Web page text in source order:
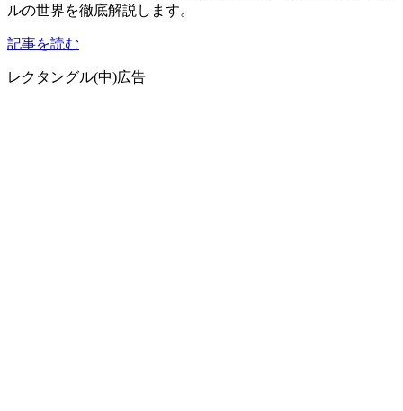
ルの世界を徹底解説します。
記事を読む
レクタングル(中)広告